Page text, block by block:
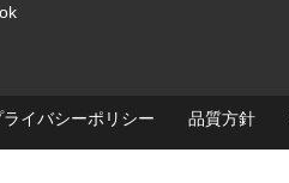
ライバシーポリシー 品質方針